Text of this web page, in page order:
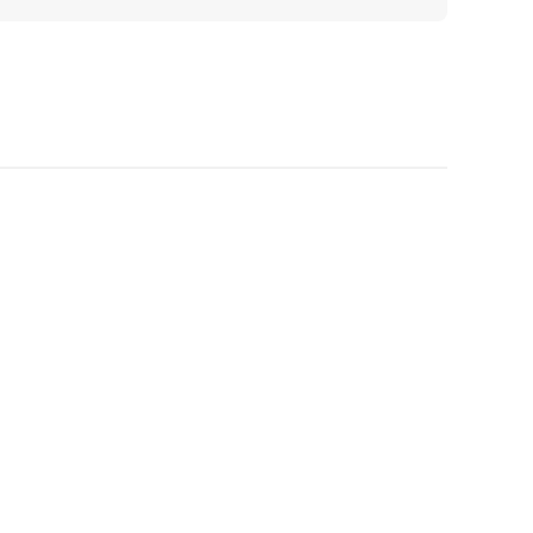
using the skip links.